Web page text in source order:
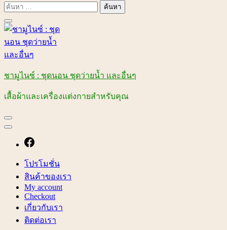
ค้นหา
สำหรับ:
ชามูไนซ์ : ชุดนอน ชุดว่ายน้ำ และอื่นๆ
เสื้อผ้าและเครื่องแต่งกายสำหรับคุณ
โปรโมชั่น
สินค้าของเรา
My account
Checkout
เกี่ยวกับเรา
ติดต่อเรา